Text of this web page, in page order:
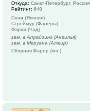
Откуда: Санкт-Петербург, Россия
Рейтинг: 640
Сони (Япония)
Стреймур (Фареры)
Фарха (Чад)
зам. в Апрайзинг (Ангилья)
зам. в Меруана (Алжир)
Сборная Фарер (юн.)